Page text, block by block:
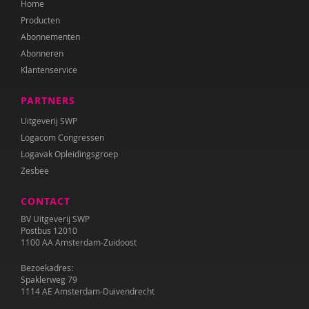
Audrey van den Ham
Simon Hay
Nienke van Heerde
Jolien Hesselberth
Josette Hoex
Erik Jan de Wilde
Barbara Janssen
Katie Lee Weille
Myrte van Lonkhuijsen
Home
Producten
Abonnementen
Abonneren
Klantenservice
PARTNERS
Uitgeverij SWP
Logacom Congressen
Logavak Opleidingsgroep
Zesbee
CONTACT
BV Uitgeverij SWP
Postbus 12010
1100 AA Amsterdam-Zuidoost
Bezoekadres:
Spaklerweg 79
1114 AE Amsterdam-Duivendrecht